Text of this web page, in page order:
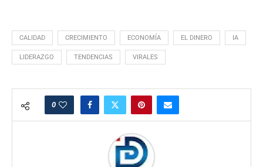
CALIDAD CRECIMIENTO ECONOMÍA EL DINERO IA
LIDERAZGO TENDENCIAS VIRALES
0